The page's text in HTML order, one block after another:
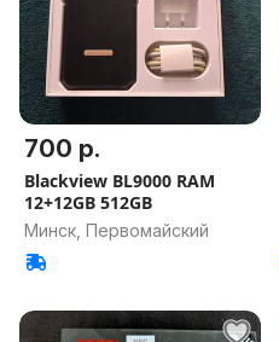
700 р.
Blackview BL9000 RAM
12+12GB 512GB
Минск, Первомайский